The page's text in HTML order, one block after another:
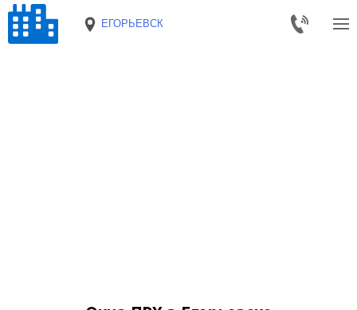
ЕГОРЬЕВСК